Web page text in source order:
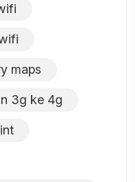
maps
3g ke 4g